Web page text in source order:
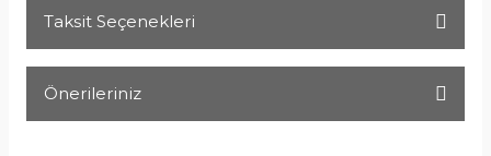
Taksit Seçenekleri
Önerileriniz